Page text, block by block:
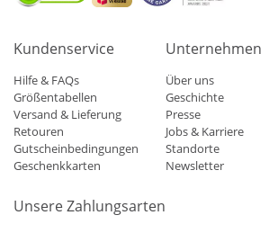
Kundenservice
Hilfe & FAQs
Größentabellen
Versand & Lieferung
Retouren
Gutscheinbedingungen
Geschenkkarten
Unternehmen
Über uns
Geschichte
Presse
Jobs & Karriere
Standorte
Newsletter
Unsere Zahlungsarten